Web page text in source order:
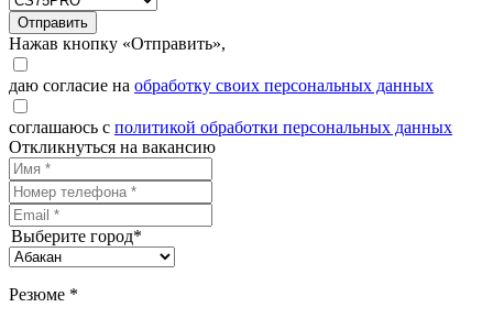
Отправить
Нажав кнопку «Отправить»,
даю согласие на обработку своих персональных данных
соглашаюсь с политикой обработки персональных данных
Откликнуться на вакансию
Выберите город*
Резюме *